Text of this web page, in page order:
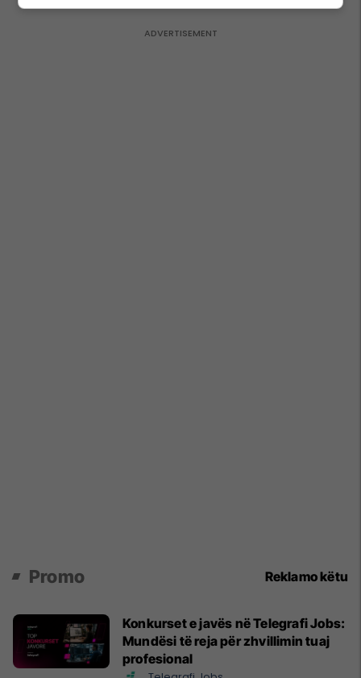
Promo Reklamo këtu
Konkurset e javës në Telegrafi Jobs:
Mundësi të reja për zhvillimin tuaj
profesional